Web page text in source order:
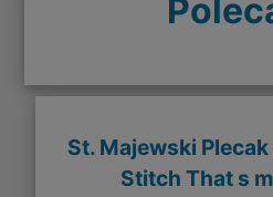
St. Majewski
Stitch That s